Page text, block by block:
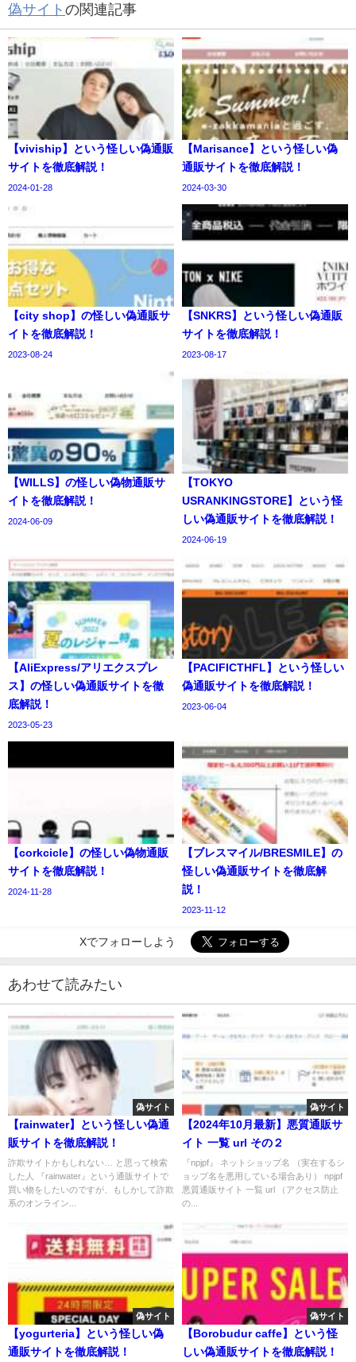
偽サイト の関連記事
【viviship】という怪しい偽通販
サイトを徹底解説！
2024-01-28
【Marisance】という怪しい偽
通販サイトを徹底解説！
2024-03-30
【city shop】の怪しい偽通販サ
イトを徹底解説！
2023-08-24
【SNKRS】という怪しい偽通販
サイトを徹底解説！
2023-08-17
【WILLS】の怪しい偽物通販サ
イトを徹底解説！
2024-06-09
【TOKYO
USRANKINGSTORE】という怪
しい偽通販サイトを徹底解説！
2024-06-19
【AliExpress/アリエクスプレ
ス】の怪しい偽通販サイトを徹
底解説！
2023-05-23
【PACIFICTHFL】という怪しい
偽通販サイトを徹底解説！
2023-06-04
【corkcicle】の怪しい偽物通販
サイトを徹底解説！
2024-11-28
【ブレスマイル/BRESMILE】の
怪しい偽通販サイトを徹底解
説！
2023-11-12
Xでフォローしよう
あわせて読みたい
偽サイト
【rainwater】という怪しい偽通
販サイトを徹底解説！
詐欺サイトかもしれない… と思って検索
した人 『rainwater』という通販サイトで
買い物をしたいのですが、もしかして詐欺
系のオンライン...
偽サイト
【2024年10月最新】悪質通販サ
イト 一覧 url その２
『npjpf』 ネットショップ名 （実在するシ
ョップ名を悪用している場合あり） npjpf
悪質通販サイト 一覧 url （アクセス防止
の...
偽サイト
【yogurteria】という怪しい偽
通販サイトを徹底解説！
偽サイト
【Borobudur caffe】という怪
しい偽通販サイトを徹底解説！